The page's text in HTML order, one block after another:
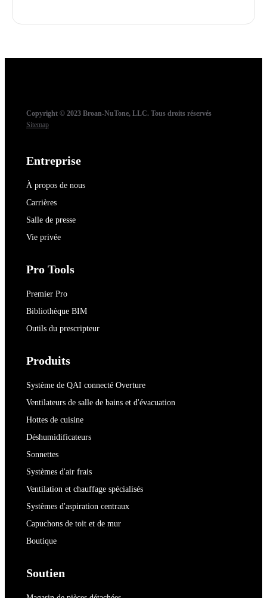
Copyright © 2023 Broan-NuTone, LLC. Tous droits réservés
Sitemap
Entreprise
À propos de nous
Carrières
Salle de presse
Vie privée
Pro Tools
Premier Pro
Bibliothèque BIM
Outils du prescripteur
Produits
Système de QAI connecté Overture
Ventilateurs de salle de bains et d'évacuation
Hottes de cuisine
Déshumidificateurs
Sonnettes
Systèmes d'air frais
Ventilation et chauffage spécialisés
Systèmes d'aspiration centraux
Capuchons de toit et de mur
Boutique
Soutien